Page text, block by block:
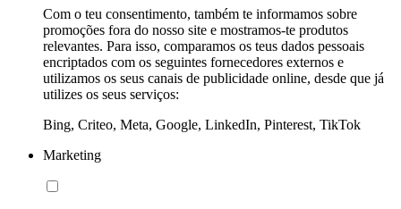
Com o teu consentimento, também te informamos sobre
promoções fora do nosso site e mostramos-te produtos
relevantes. Para isso, comparamos os teus dados pessoais
encriptados com os seguintes fornecedores externos e
utilizamos os seus canais de publicidade online, desde que já
utilizes os seus serviços:
Bing, Criteo, Meta, Google, LinkedIn, Pinterest, TikTok
Marketing